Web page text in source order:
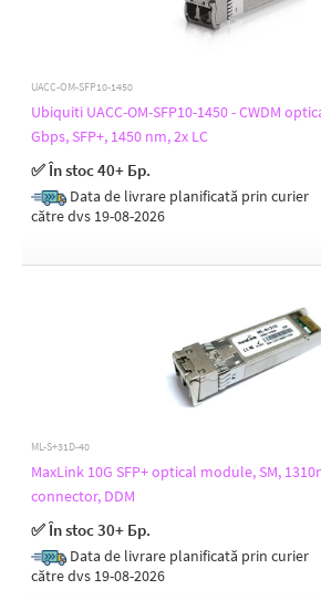
20
40
80
Transfer type
2-fiber
Metallic
Polishing type
UPC
Receiver sensitivity [dBm]
UACC-OM-SFP10-1450
Ubiquiti UACC-OM-SFP10-1450 - CWDM
Gbps, SFP+, 1450 nm, 2x LC
✅ În stoc 40+ Бр.
Data de livrare planificată prin curier
către dvs 19-08-2026
ML-S+31D-40
MaxLink 10G SFP+ optical module, SM,
connector, DDM
✅ În stoc 30+ Бр.
Data de livrare planificată prin curier
către dvs 19-08-2026